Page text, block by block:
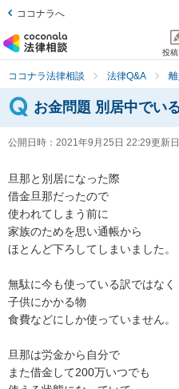
ココナラへ
投
ココナラ法律相談 法律Q&A
お金問題 別居中でい
公開日時： 2021年9月25日 22:29更新
旦那と別居になった際
借金旦那だったので
使われてしまう前に
家族のためを思い通帳から
ほとんど下ろしてしまいました。
無駄に今も使っている訳ではなく
子供にかかる物
食費などにしか使っていません。
旦那は労金から自分で
また借金して200万いつでも